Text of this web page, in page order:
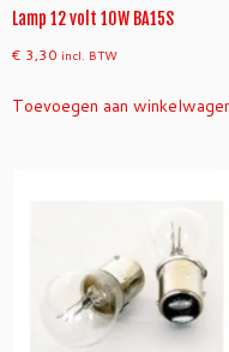
Lamp 12 volt 10W BA15S
€ 3,30 incl. BTW
Toevoegen aan